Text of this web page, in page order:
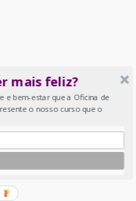
mais feliz?
e bem-estar que a Oficina de
o nosso curso que o